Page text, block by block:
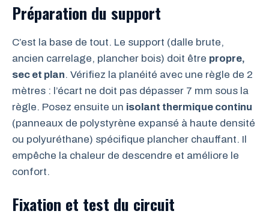
Préparation du support
C’est la base de tout. Le support (dalle brute,
ancien carrelage, plancher bois) doit être propre,
sec et plan. Vérifiez la planéité avec une règle de 2
mètres : l’écart ne doit pas dépasser 7 mm sous la
règle. Posez ensuite un isolant thermique continu
(panneaux de polystyrène expansé à haute densité
ou polyuréthane) spécifique plancher chauffant. Il
empêche la chaleur de descendre et améliore le
confort.
Fixation et test du circuit